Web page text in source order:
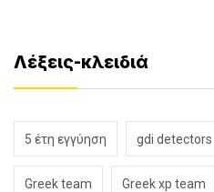
Λέξεις-κλειδιά
5 έτη εγγύηση gdi detectors
Greek team Greek xp team